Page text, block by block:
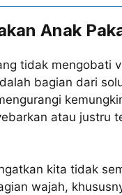
Anak
tidak mengobati
bagian dari
atau justru
kita tidak
wajah,